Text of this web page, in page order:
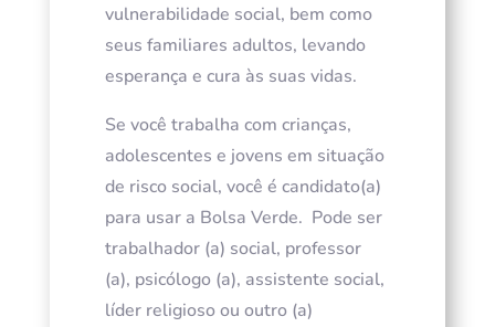
vulnerabilidade social, bem como
seus familiares adultos, levando
esperança e cura às suas vidas.
Se você trabalha com crianças,
adolescentes e jovens em situação
de risco social, você é candidato(a)
para usar a Bolsa Verde. Pode ser
trabalhador (a) social, professor
(a), psicólogo (a), assistente social,
líder religioso ou outro (a)